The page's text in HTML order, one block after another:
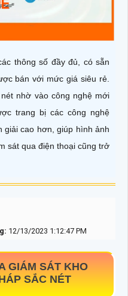
thông số đầy đủ, có sẵn
bán với mức giá siêu rẻ.
nhờ vào công nghệ mới
trang bị các công nghệ
giải cao hơn, giúp hình ảnh
sát qua điện thoại cũng trở
12/13/2023 1:12:47 PM
GIÁM SÁT KHO
SẮC NÉT